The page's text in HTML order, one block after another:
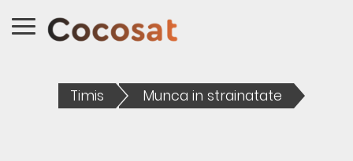
Timis Munca in strainatate